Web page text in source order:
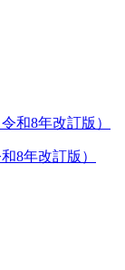
8年改訂版）